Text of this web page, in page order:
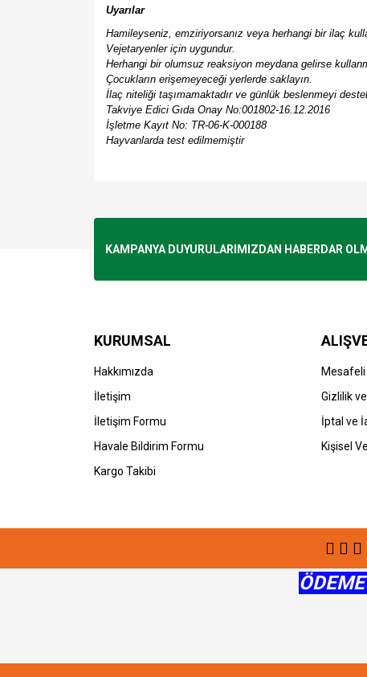
Uyarılar
Hamileyseniz, emziriyorsanız veya herhangi bir ilaç
Vejetaryenler için uygundur.
Herhangi bir olumsuz reaksiyon meydana gelirse
Çocukların erişemeyeceği yerlerde saklayın.
İlaç niteliği taşımamaktadır ve günlük beslenmeyi
Takviye Edici Gıda Onay No:001802-16.12.2016
İşletme Kayıt No: TR-06-K-000188
Hayvanlarda test edilmemiştir
Ürün resmi kalitesiz, bozuk veya görüntülenemiyor.
Bu ürüne benzer farklı alternatifler olmalı.
KAMPANYA DUYURULARIMIZDAN HABERDAR
KURUMSAL
Hakkımızda
İletişim
İletişim Formu
Havale Bildirim Formu
Kargo Takibi
Mesafeli
Gizlilik
İptal ve
Kişisel